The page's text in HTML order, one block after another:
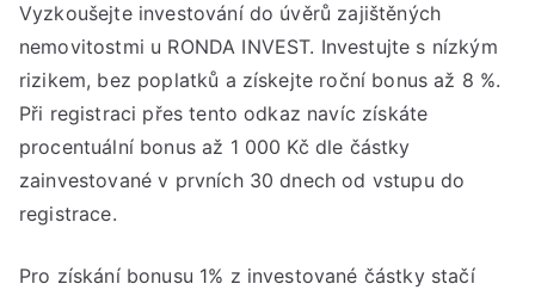
Vyzkoušejte investování do úvěrů zajištěných
nemovitostmi u RONDA INVEST. Investujte s nízkým
rizikem, bez poplatků a získejte roční bonus až 8 %.
Při registraci přes tento odkaz navíc získáte
procentuální bonus až 1 000 Kč dle částky
zainvestované v prvních 30 dnech od vstupu do
registrace.
Pro získání bonusu 1% z investované částky stačí